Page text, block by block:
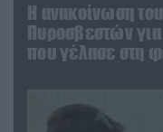
Η ανακοίνωση
Πυροσβεστών για
που γέλασε στη